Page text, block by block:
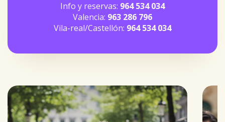
Info y reservas: 964 534 034
Valencia: 963 286 796
Vila-real/Castellón: 964 534 034